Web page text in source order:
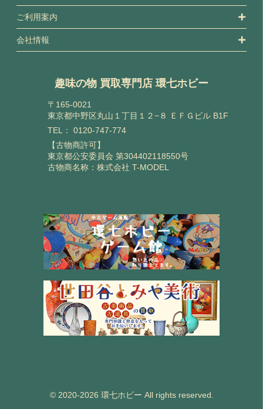
ご利用案内
会社情報
趣味の物 買取専門店 環七ホビー
〒165-0021
東京都中野区丸山１丁目１２−８ ＥＦＧビル B1F
TEL： 0120-747-774
【古物商許可】
東京都公安委員会 第304402118550号
古物商名称：株式会社 T-MODEL
© 2020-2026 環七ホビー All rights reserved.